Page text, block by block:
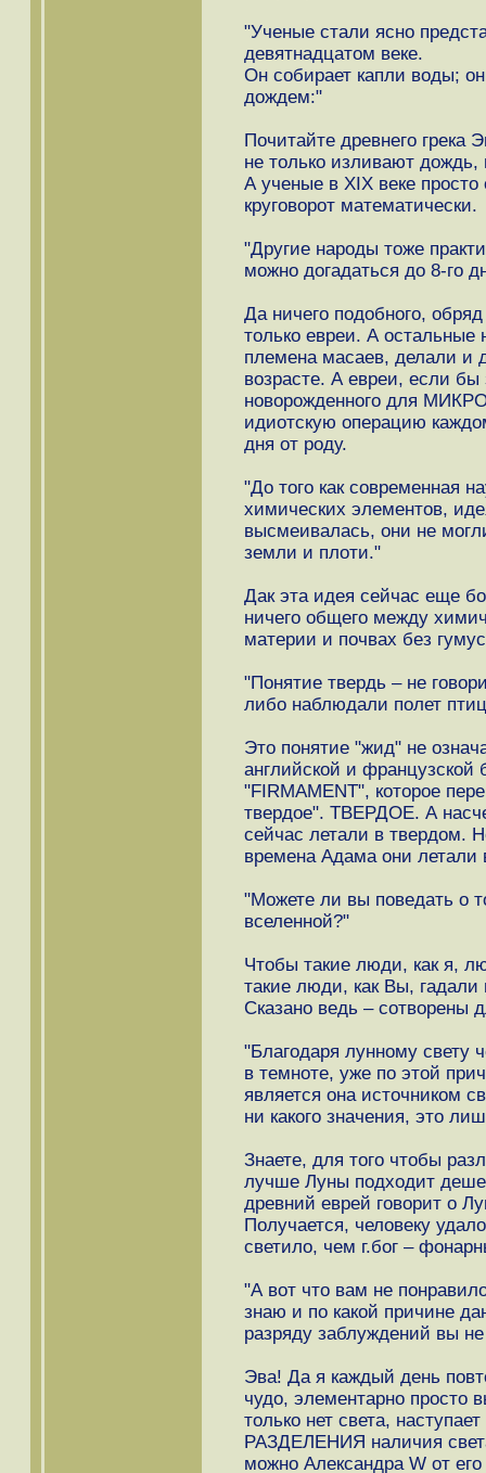
"Ученые стали ясно
девятнадцатом веке.
Он собирает капли воды;
дождем:"
Почитайте древнего грека
не только изливают
А ученые в XIX веке
круговорот математически.
"Другие народы тоже
можно догадаться до 8-го
Да ничего подобного,
только евреи. А
племена масаев, делали и
возрасте. А евреи, если бы
новорожденного для
идиотскую операцию
дня от роду.
"До того как современная
химических элементов,
высмеивалась, они не
земли и плоти."
Дак эта идея сейчас еще
ничего общего между
материи и почвах без
"Понятие твердь – не
либо наблюдали полет
Это понятие "жид" не
английской и французской
"FIRMAMENT", которое
твердое". ТВЕРДОЕ. А
сейчас летали в твердом.
времена Адама они летали
"Можете ли вы поведать о
вселенной?"
Чтобы такие люди, как я,
такие люди, как Вы,
Сказано ведь – сотворены
"Благодаря лунному свету
в темноте, уже по этой
является она источником
ни какого значения, это
Знаете, для того чтобы
лучше Луны подходит
древний еврей говорит о
Получается, человеку
светило, чем г.бог –
"А вот что вам не
знаю и по какой причине
разряду заблуждений вы
Эва! Да я каждый день
чудо, элементарно просто
только нет света,
РАЗДЕЛЕНИЯ наличия
можно Александра W от